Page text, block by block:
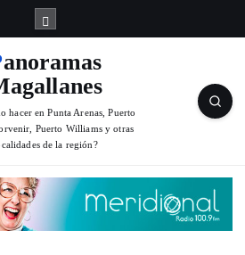
hacer en Punta Arenas, Puerto
Puerto Williams y otras
de la región?